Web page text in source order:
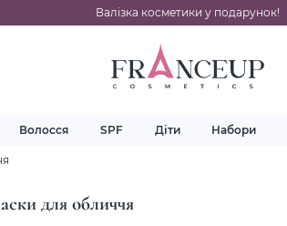
Валізка косметики у подарунок!
Волосся SPF Діти Набори
для обличчя